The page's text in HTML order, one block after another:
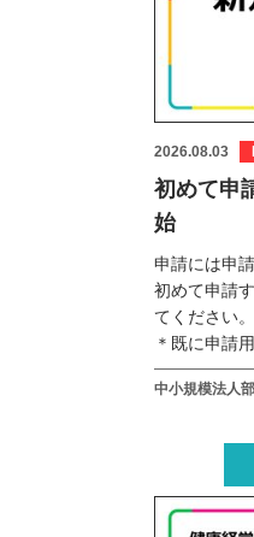
2026.08.03
初めて申
始
申請には申
初めて申請
てください。
＊既に申請
中小規模法人